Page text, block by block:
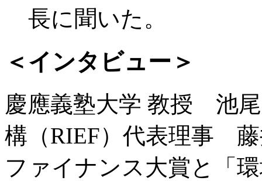
長に聞いた。
＜インタビュー＞
慶應義塾大学 教授 池
構（RIEF）代表理事
ファイナンス大賞と「